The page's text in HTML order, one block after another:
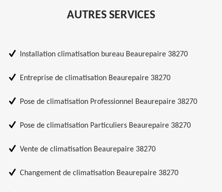
AUTRES SERVICES
Installation climatisation bureau Beaurepaire 38270
Entreprise de climatisation Beaurepaire 38270
Pose de climatisation Professionnel Beaurepaire 38270
Pose de climatisation Particuliers Beaurepaire 38270
Vente de climatisation Beaurepaire 38270
Changement de climatisation Beaurepaire 38270